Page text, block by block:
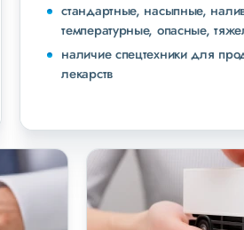
стандартные, насыпные,
температурные, опасные,
наличие спецтехники для
лекарств